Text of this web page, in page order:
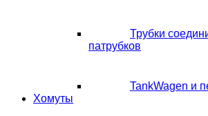
Трубки
патрубков
TankWagen и
Хомуты